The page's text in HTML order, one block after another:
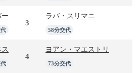
3
ラバ・スリマニ
58分交代
4
ヨアン・マエストリ
73分交代